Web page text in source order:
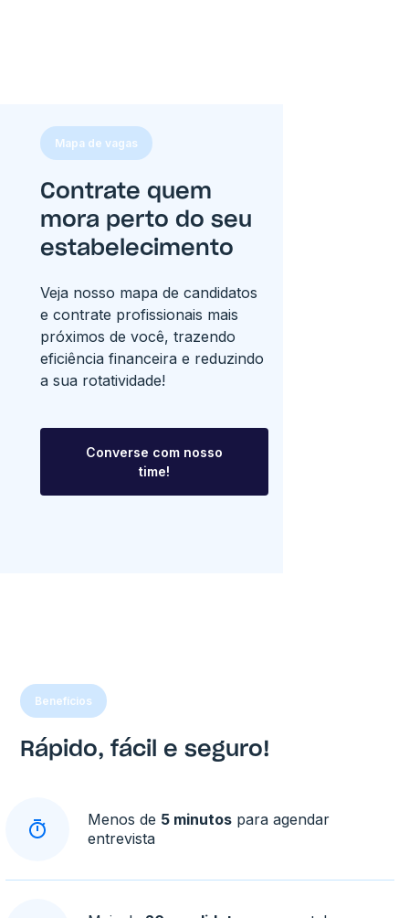
Mapa de vagas
Contrate quem
mora perto do seu
estabelecimento
Veja nosso mapa de candidatos
e contrate profissionais mais
próximos de você, trazendo
eficiência financeira e reduzindo
a sua rotatividade!
Converse com nosso
time!
Benefícios
Rápido, fácil e seguro!
Menos de 5 minutos para agendar
entrevista